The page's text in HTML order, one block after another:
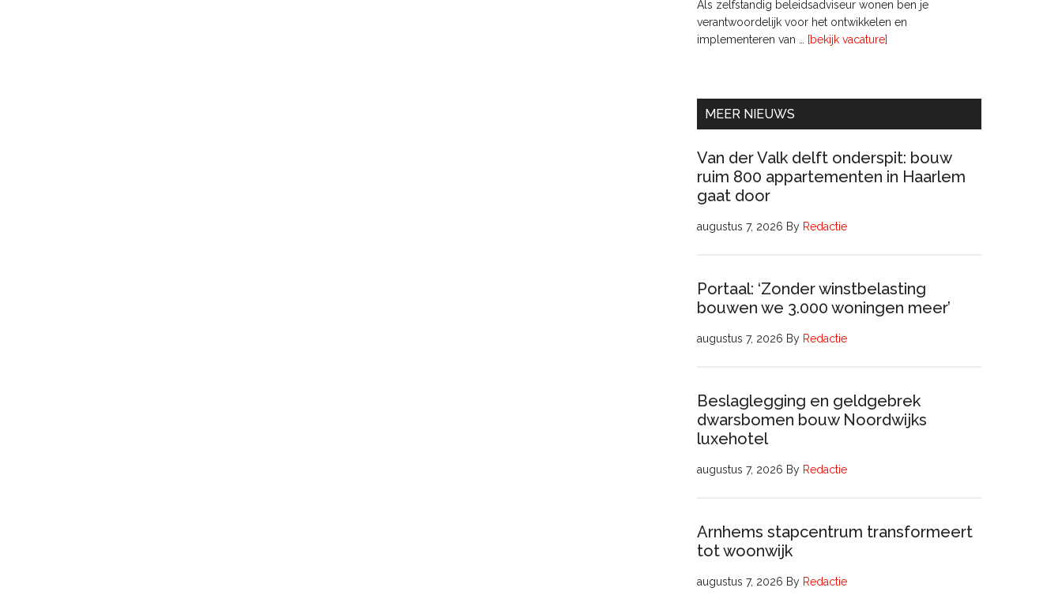
Als zelfstandig beleidsadviseur wonen ben je
verantwoordelijk voor het ontwikkelen en
implementeren van …
[bekijk vacature]
MEER NIEUWS
Van der Valk delft onderspit: bouw
ruim 800 appartementen in Haarlem
gaat door
augustus 7, 2026 By Redactie
Portaal: ‘Zonder winstbelasting
bouwen we 3.000 woningen meer’
augustus 7, 2026 By Redactie
Beslaglegging en geldgebrek
dwarsbomen bouw Noordwijks
luxehotel
augustus 7, 2026 By Redactie
Arnhems stapcentrum transformeert
tot woonwijk
augustus 7, 2026 By Redactie